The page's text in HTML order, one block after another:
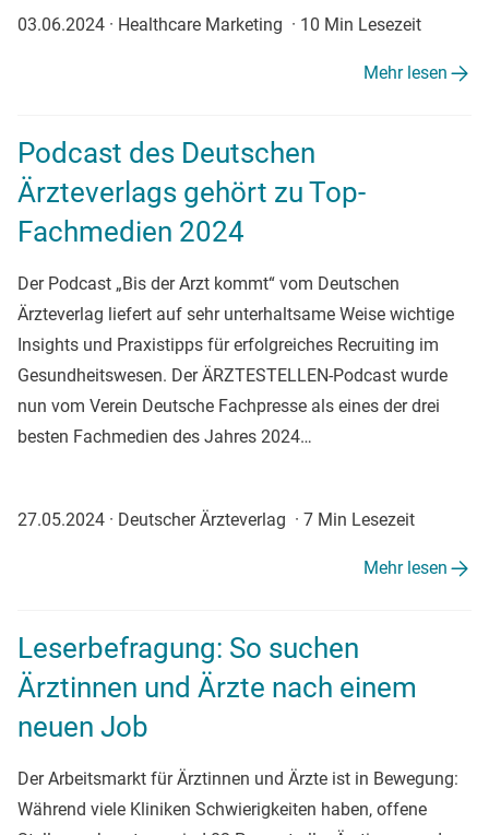
03.06.2024 · Healthcare Marketing · 10 Min Lesezeit
Mehr lesen
Podcast des Deutschen
Ärzteverlags gehört zu Top-
Fachmedien 2024
Der Podcast „Bis der Arzt kommt“ vom Deutschen
Ärzteverlag liefert auf sehr unterhaltsame Weise wichtige
Insights und Praxistipps für erfolgreiches Recruiting im
Gesundheitswesen. Der ÄRZTESTELLEN-Podcast wurde
nun vom Verein Deutsche Fachpresse als eines der drei
besten Fachmedien des Jahres 2024…
27.05.2024 · Deutscher Ärzteverlag · 7 Min Lesezeit
Mehr lesen
Leserbefragung: So suchen
Ärztinnen und Ärzte nach einem
neuen Job
Der Arbeitsmarkt für Ärztinnen und Ärzte ist in Bewegung:
Während viele Kliniken Schwierigkeiten haben, offene